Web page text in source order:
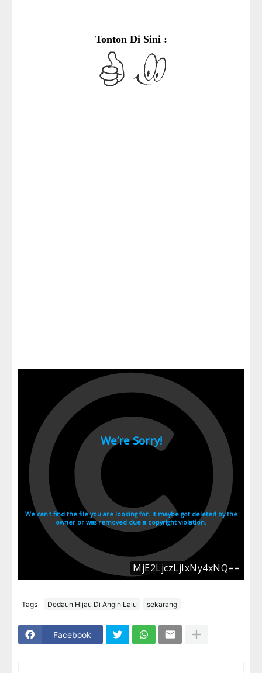
Tonton Di Sini :
Tags Dedaun Hijau Di Angin Lalu sekarang
Facebook